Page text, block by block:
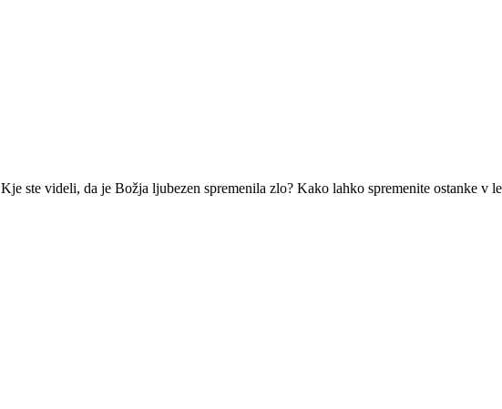
Kje ste videli, da je Božja ljubezen spremenila zlo? Kako lahko spremenite ostanke v